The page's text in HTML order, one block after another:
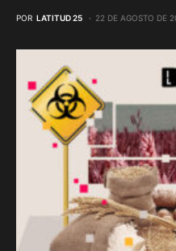
POR LATITUD 25 22 DE AGOSTO DE